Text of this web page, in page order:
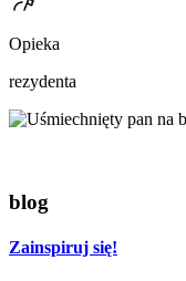
Opieka
rezydenta
blog
Zainspiruj się!